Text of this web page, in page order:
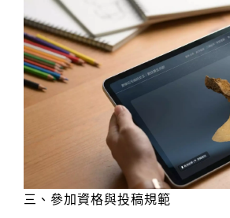
三、參加資格與投稿規範